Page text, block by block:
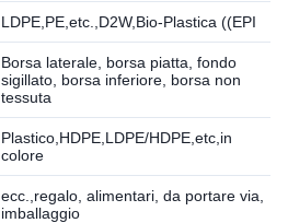
LDPE,PE,etc.,D2W,Bio-Plastica ((EPI
Borsa laterale, borsa piatta, fondo
sigillato, borsa inferiore, borsa non
tessuta
Plastico,HDPE,LDPE/HDPE,etc,in
colore
ecc.,regalo, alimentari, da portare via,
imballaggio